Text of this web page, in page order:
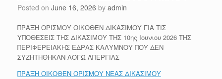
Posted on June 16, 2026 by admin
ΠΡΑΞΗ ΟΡΙΣΜΟΥ ΟΙΚΟΘΕΝ ΔΙΚΑΣΙΜΟΥ ΓΙΑ ΤΙΣ
ΥΠΟΘΕΣΕΙΣ ΤΗΣ ΔΙΚΑΣΙΜΟΥ ΤΗΣ 10ης Ιουνιου 2026 ΤΗΣ
ΠΕΡΙΦΕΡΕΙΑΚΗΣ ΕΔΡΑΣ ΚΑΛΥΜΝΟΥ ΠΟΥ ΔΕΝ
ΣΥΖΗΤΗΘΗΚΑΝ ΛΟΓΩ ΑΠΕΡΓΙΑΣ
ΠΡΑΞΗ ΟΙΚΟΘΕΝ ΟΡΙΣΜΟΥ ΝΕΑΣ ΔΙΚΑΣΙΜΟΥ